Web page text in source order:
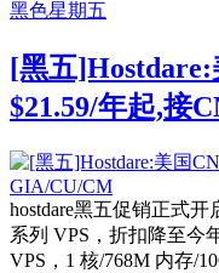
黑色星期五
[黑五]Hostdare:
$21.59/年起,接
hostdare黑五促销正式
系列 VPS，折扣降至今
VPS，1 核/768M 内存/